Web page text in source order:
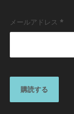
メールアドレス *